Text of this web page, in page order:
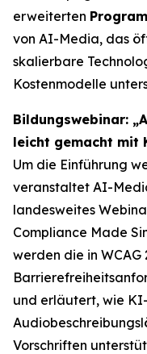
erweiterten
von AI-Media, das
skalierbare
Kostenmodelle
Bildungswebinar:
leicht gemacht mit
Um die Einführung
veranstaltet AI-
landesweites
Compliance Made
werden die in
und erläutert, wie
Vorschriften